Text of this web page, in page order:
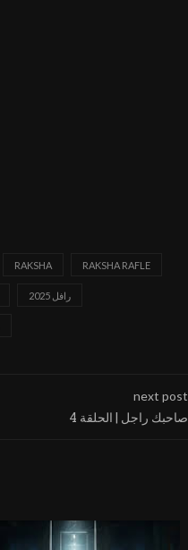
RAKSHA RAKSHA RAFLE
رافل 2025
next post
صاحبك راجل | الحلقة 4